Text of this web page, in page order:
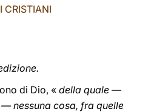
CRISTIANI
di Dio, « della quale —
nessuna cosa, fra quelle